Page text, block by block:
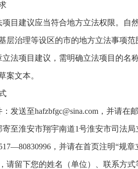
项目建议应当符合地方立法权限。自
层治理等设区的市的地方立法事项
立法项目建议，需明确立法项目的名
案文本。
发送至hafzbfgc@sina.com，并请在
寄至淮安市翔宇南道1号淮安市司法
，并请在首页注明“规
请留下您的姓名（单位）、联系方式